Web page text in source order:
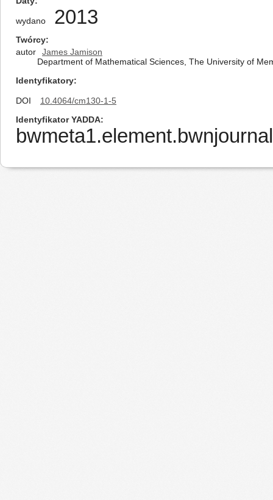
wydano 2013
Twórcy
autor
James Jamison
Department of Mathematical Sciences, The University of
Identyfikatory
DOI
10.4064/cm130-1-5
Identyfikator YADDA